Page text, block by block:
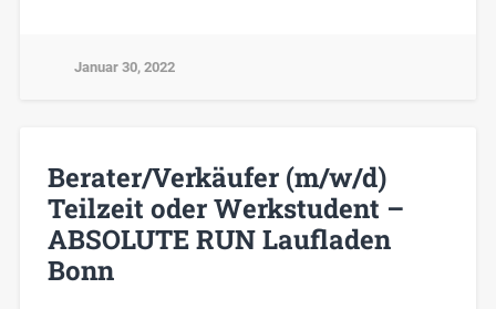
Januar 30, 2022
Berater/Verkäufer (m/w/d)
Teilzeit oder Werkstudent –
ABSOLUTE RUN Laufladen
Bonn